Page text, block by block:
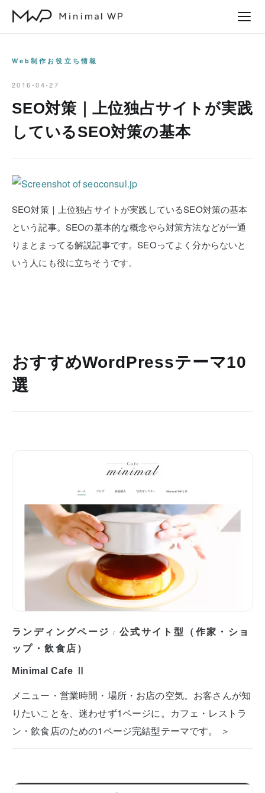
Web制作お役立ち情報
2016-04-27
SEO対策｜上位独占サイトが実践
しているSEO対策の基本
SEO対策｜上位独占サイトが実践しているSEO対策の基本
という記事。SEOの基本的な概念やら対策方法などが一通
りまとまってる解説記事です。SEOってよく分からないと
いう人にも役に立ちそうです。
おすすめWordPressテーマ10
選
ランディングページ / 公式サイト型（作家・ショ
ップ・飲食店）
Minimal Cafe Ⅱ
メニュー・営業時間・場所・お店の空気。お客さんが知
りたいことを、迷わせず1ページに。カフェ・レストラ
ン・飲食店のための1ページ完結型テーマです。 ＞